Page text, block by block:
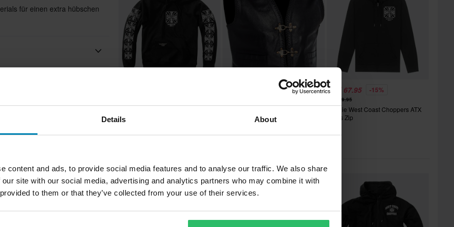
Details About
content and ads, to provide social media features and to analyse our traffic. We also share
site with our social media, advertising and analytics partners who may combine it with
to them or that they’ve collected from your use of their services.
für einen extra hübschen
West Coast Choppers
Schwarz
tun immer unser Bestes,
Dominator
-10%
Lederweste Richa Gilet Sadic
CHF 67.95 -15%
CHF 79.95
Hoodie West Coast Choppers ATX
Cross Zip